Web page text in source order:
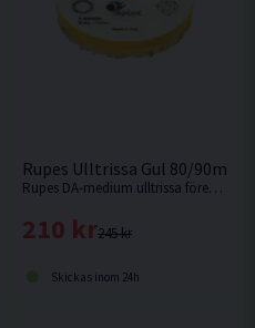
Rupes Ulltrissa Gul 80/90mm
Rupes DA-medium ulltrissa förenar snabb borttagning av defekter samtidigt som den lämnar en högblank yta efter sig. Passar Rupes LHR75 eller motsvarande med 75/80mm fästplatta.
245 kr
210 kr
Skickas inom 24h